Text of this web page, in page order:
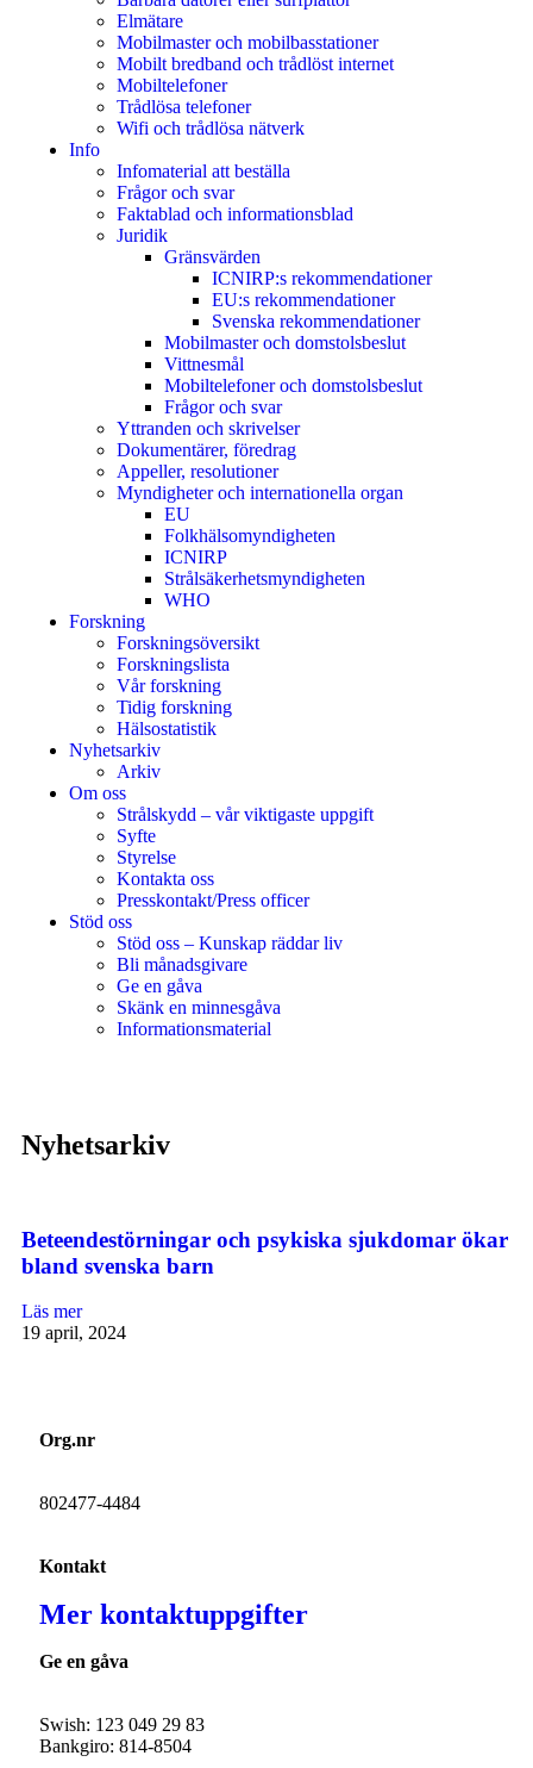
Elmätare
Mobilmaster och mobilbasstationer
Mobilt bredband och trådlöst internet
Mobiltelefoner
Trådlösa telefoner
Wifi och trådlösa nätverk
Info
Infomaterial att beställa
Frågor och svar
Faktablad och informationsblad
Juridik
Gränsvärden
ICNIRP:s rekommendationer
EU:s rekommendationer
Svenska rekommendationer
Mobilmaster och domstolsbeslut
Vittnesmål
Mobiltelefoner och domstolsbeslut
Frågor och svar
Yttranden och skrivelser
Dokumentärer, föredrag
Appeller, resolutioner
Myndigheter och internationella organ
EU
Folkhälsomyndigheten
ICNIRP
Strålsäkerhetsmyndigheten
WHO
Forskning
Forskningsöversikt
Forskningslista
Vår forskning
Tidig forskning
Hälsostatistik
Nyhetsarkiv
Arkiv
Om oss
Strålskydd – vår viktigaste uppgift
Syfte
Styrelse
Kontakta oss
Presskontakt/Press officer
Stöd oss
Stöd oss – Kunskap räddar liv
Bli månadsgivare
Ge en gåva
Skänk en minnesgåva
Informationsmaterial
Nyhetsarkiv
Beteendestörningar och psykiska sjukdomar ökar
bland svenska barn
Läs mer
19 april, 2024
Org.nr
802477-4484
Kontakt
Mer kontaktuppgifter
Ge en gåva
Swish: 123 049 29 83
Bankgiro: 814-8504